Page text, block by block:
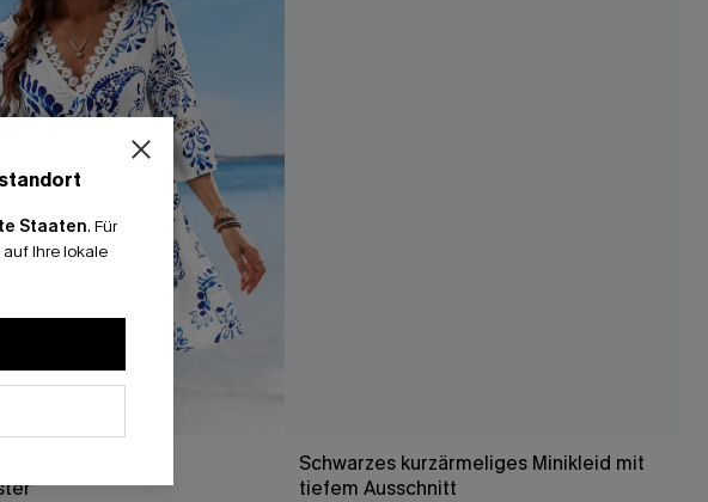
Schwarzes kurzärmeliges Minikleid mit
tiefem Ausschnitt
Staaten. Für
Ihre lokale
15% ERHALTEN
ohne MBW für E-Mail-Abonnenten.
Code pro Bestellung. Jeder Code ist einmal gültig.
dem Klick auf diese Schaltfläche erklären Sie sich damit
exklusive Werbeaktionen und Updates von Cupshe per E-
jederzeit abmelden.
ABONNIEREN